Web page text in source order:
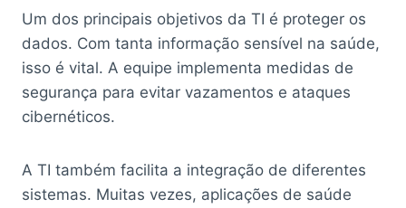
Um dos principais objetivos da TI é proteger os
dados. Com tanta informação sensível na saúde,
isso é vital. A equipe implementa medidas de
segurança para evitar vazamentos e ataques
cibernéticos.
A TI também facilita a integração de diferentes
sistemas. Muitas vezes, aplicações de saúde